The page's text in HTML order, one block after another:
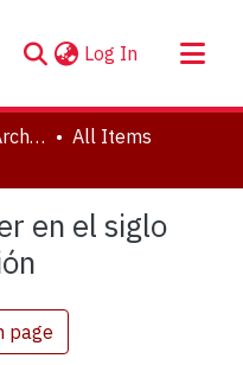
Log In (current)
The Bichler & Nitzan Archives
All Items
en el siglo
page